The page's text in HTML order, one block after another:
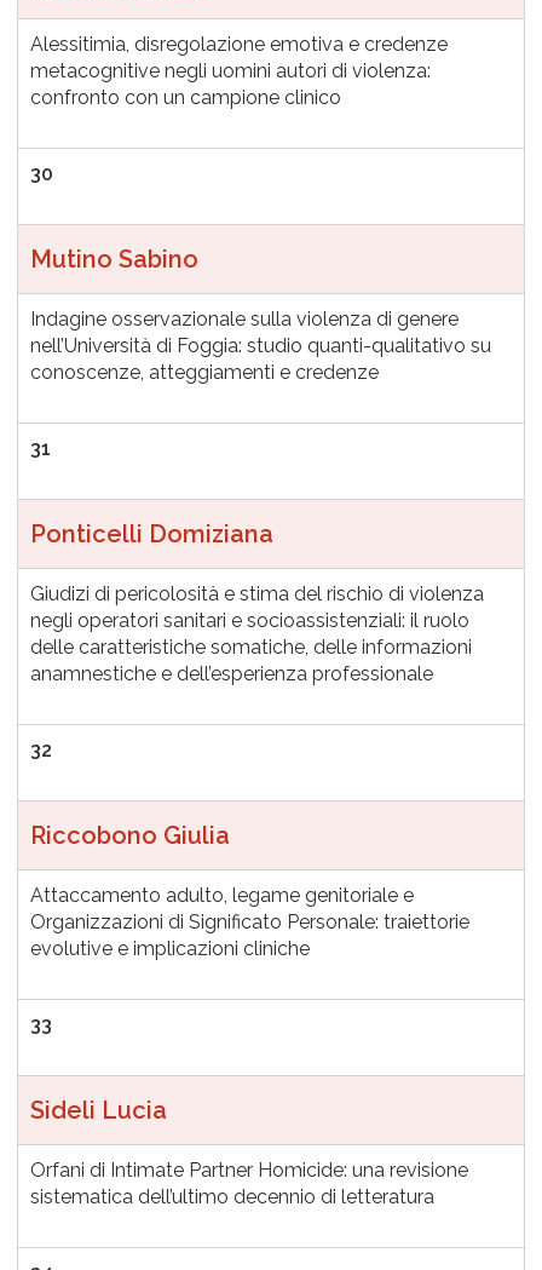
Alessitimia, disregolazione emotiva e credenze
metacognitive negli uomini autori di violenza:
confronto con un campione clinico
30
Mutino Sabino
Indagine osservazionale sulla violenza di genere
nell’Università di Foggia: studio quanti-qualitativo su
conoscenze, atteggiamenti e credenze
31
Ponticelli Domiziana
Giudizi di pericolosità e stima del rischio di violenza
negli operatori sanitari e socioassistenziali: il ruolo
delle caratteristiche somatiche, delle informazioni
anamnestiche e dell’esperienza professionale
32
Riccobono Giulia
Attaccamento adulto, legame genitoriale e
Organizzazioni di Significato Personale: traiettorie
evolutive e implicazioni cliniche
33
Sideli Lucia
Orfani di Intimate Partner Homicide: una revisione
sistematica dell’ultimo decennio di letteratura